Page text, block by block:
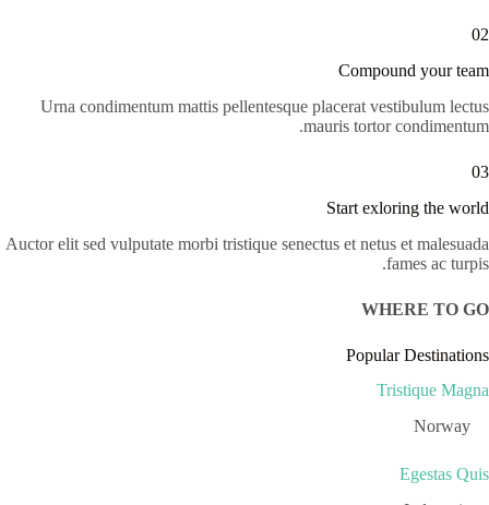
02
Compound your team
Urna condimentum mattis pellentesque placerat vestibulum lectus
mauris tortor condimentum.
03
Start exloring the world
Auctor elit sed vulputate morbi tristique senectus et netus et malesuada
fames ac turpis.
WHERE TO GO
Popular Destinations
Tristique Magna
Egestas Quis